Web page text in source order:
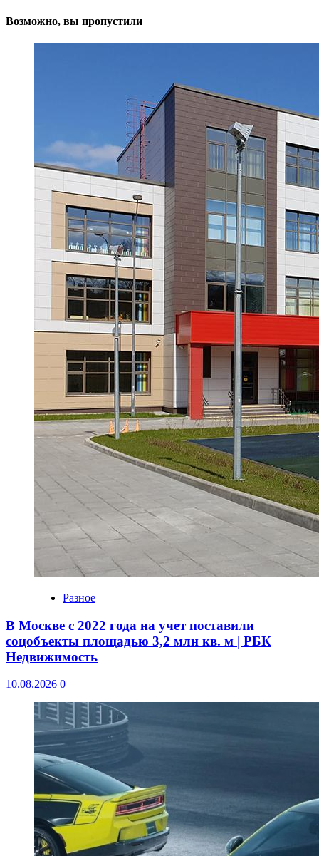
Возможно, вы пропустили
Разное
В Москве с 2022 года на учет поставили
соцобъекты площадью 3,2 млн кв. м | РБК
Недвижимость
10.08.2026 0